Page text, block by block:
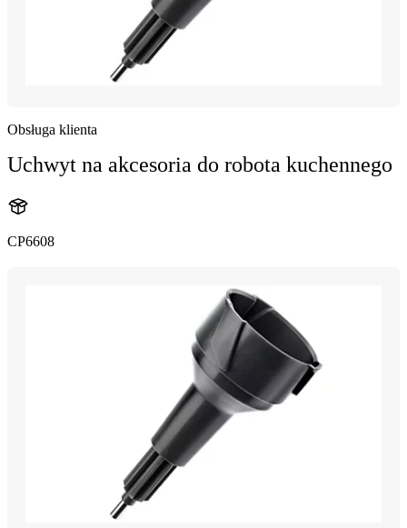
Obsługa klienta
Uchwyt na akcesoria do robota kuchennego
CP6608